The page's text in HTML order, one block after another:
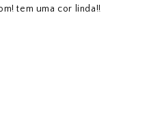
tem uma cor linda!!